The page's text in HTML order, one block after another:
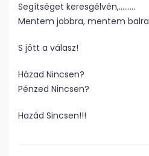
Segítséget keresgélvén,………
Mentem jobbra, mentem balra
S jött a válasz!
Házad Nincsen?
Pénzed Nincsen?
Hazád Sincsen!!!